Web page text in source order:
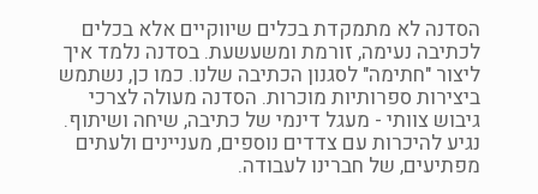
הסדנה לא מתמקדת בכלים שיווקיים אלא בכלים
לכתיבה נעימה, זורמת ומשעשעת. בסדנה נלמד איך
ליצור "חתימה" לסגנון הכתיבה שלנו. כמו כן, נשתמש
ביצירות ספרותיות מוכרות. הסדנה מעולה לצרכי
גיבוש צוותי - מעגל דינמי של כתיבה, שיחה ושיתוף.
נגיע להיכרות עם צדדים נוספים, מעניינים ולעתים
מפתיעים, של חברינו לעבודה.